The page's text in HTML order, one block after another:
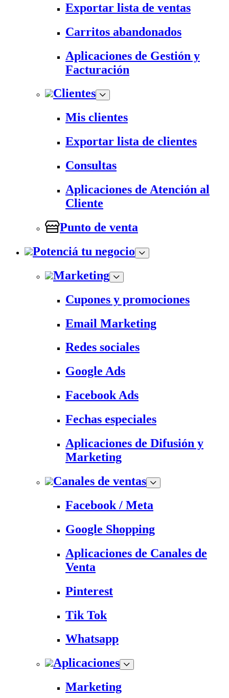
Exportar lista de ventas
Carritos abandonados
Aplicaciones de Gestión y
Facturación
Clientes
Mis clientes
Exportar lista de clientes
Consultas
Aplicaciones de Atención al
Cliente
Punto de venta
Potenciá tu negocio
Marketing
Cupones y promociones
Email Marketing
Redes sociales
Google Ads
Facebook Ads
Fechas especiales
Aplicaciones de Difusión y
Marketing
Canales de ventas
Facebook / Meta
Google Shopping
Aplicaciones de Canales de
Venta
Pinterest
Tik Tok
Whatsapp
Aplicaciones
Marketing